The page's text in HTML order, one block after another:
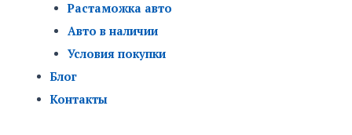
Растаможка авто
Авто в наличии
Условия покупки
Блог
Контакты